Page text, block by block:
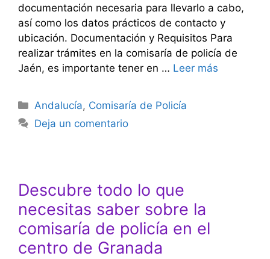
documentación necesaria para llevarlo a cabo,
así como los datos prácticos de contacto y
ubicación. Documentación y Requisitos Para
realizar trámites en la comisaría de policía de
Jaén, es importante tener en … Leer más
Categorías
Andalucía, Comisaría de Policía
Deja un comentario
Descubre todo lo que
necesitas saber sobre la
comisaría de policía en el
centro de Granada